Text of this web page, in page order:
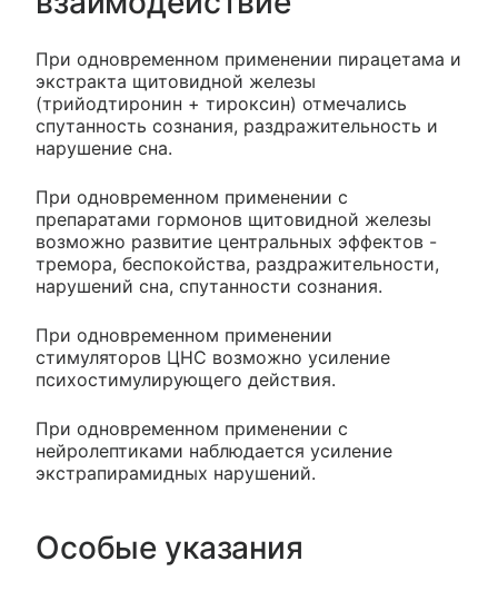
При одновременном применении пирацетама и
экстракта щитовидной железы
(трийодтиронин + тироксин) отмечались
спутанность сознания, раздражительность и
нарушение сна.
При одновременном применении с
препаратами гормонов щитовидной железы
возможно развитие центральных эффектов -
тремора, беспокойства, раздражительности,
нарушений сна, спутанности сознания.
При одновременном применении
стимуляторов ЦНС возможно усиление
психостимулирующего действия.
При одновременном применении с
нейролептиками наблюдается усиление
экстрапирамидных нарушений.
Особые указания